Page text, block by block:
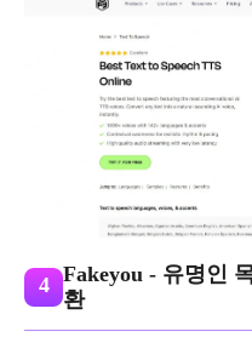
4 Fakeyou - 유명인
환